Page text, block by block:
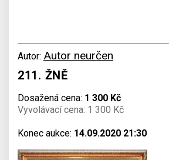
Autor: Autor neurčen
211. ŽNĚ
Dosažená cena: 1 300 Kč
Vyvolávací cena: 1 300 Kč
Konec aukce: 14.09.2020 21:30